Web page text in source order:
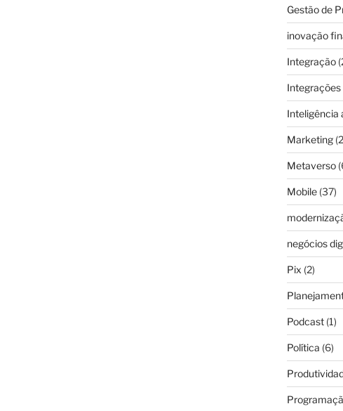
Gestão de
inovação
Integração
Integrações
Inteligência
Marketing
Metaverso
Mobile(37)
negócios
Pix (2)
Podcast(1)
Política (6)